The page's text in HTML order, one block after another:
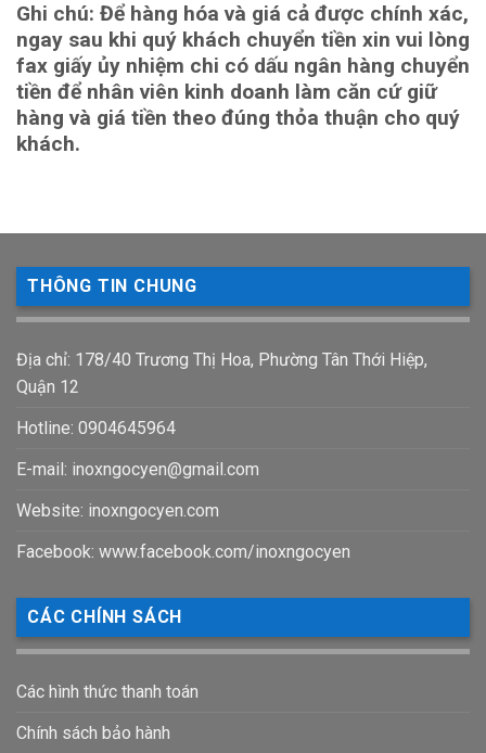
Ghi chú: Để hàng hóa và giá cả được chính xác,
ngay sau khi quý khách chuyển tiền xin vui lòng
fax giấy ủy nhiệm chi có dấu ngân hàng chuyển
tiền để nhân viên kinh doanh làm căn cứ giữ
hàng và giá tiền theo đúng thỏa thuận cho quý
khách.
THÔNG TIN CHUNG
Địa chỉ: 178/40 Trương Thị Hoa, Phường Tân Thới Hiệp,
Quận 12
Hotline: 0904645964
E-mail: inoxngocyen@gmail.com
Website: inoxngocyen.com
Facebook: www.facebook.com/inoxngocyen
CÁC CHÍNH SÁCH
Các hình thức thanh toán
Chính sách bảo hành